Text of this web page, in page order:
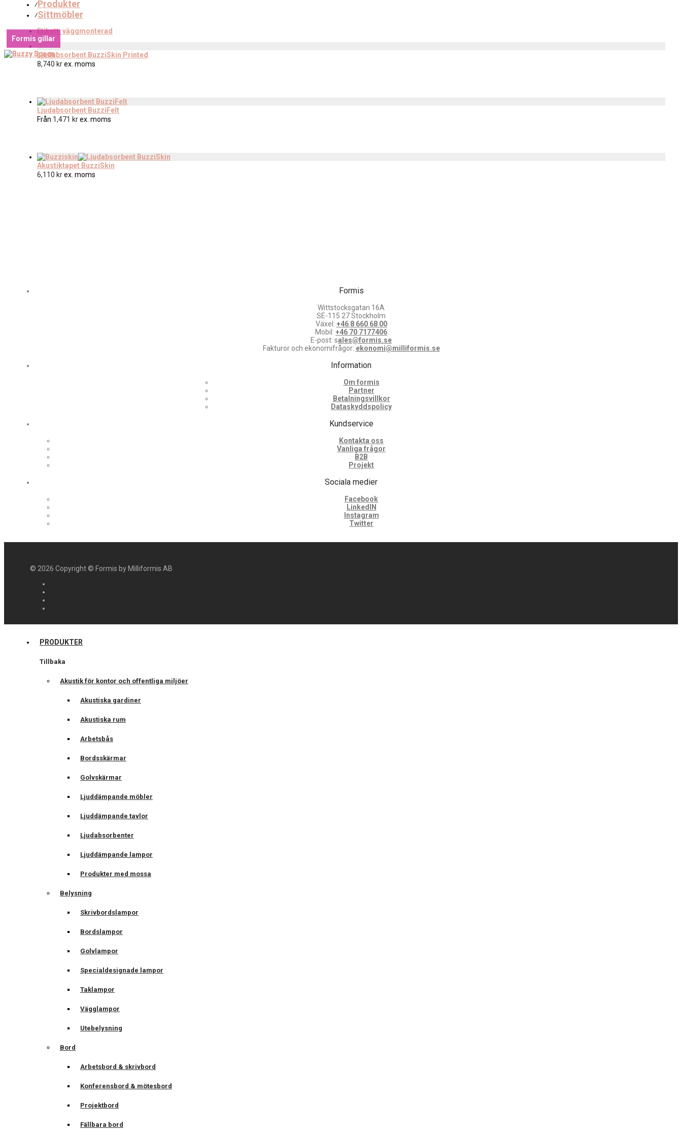
⁄Produkter
⁄Sittmöbler
Etikett: väggmonterad
Ljudabsorbent BuzziSkin Printed
8,740 krex. moms
Formis gillar
Ljudabsorbent BuzziFelt
Från 1,471 krex. moms
Akustiktapet BuzziSkin
6,110 krex. moms
Formis
Wittstocksgatan 16A
SE-115 27 Stockholm
Växel: +46 8 660 68 00
Mobil: +46 70 7177406
E-post: sales@formis.se
Fakturor och ekonomifrågor: ekonomi@milliformis.se
Information
Om formis
Partner
Betalningsvillkor
Dataskyddspolicy
Kundservice
Kontakta oss
Vanliga frågor
B2B
Projekt
Sociala medier
Facebook
LinkedIN
Instagram
Twitter
© 2026 Copyright © Formis by Milliformis AB
PRODUKTER
Tillbaka
Akustik för kontor och offentliga miljöer
Akustiska gardiner
Akustiska rum
Arbetsbås
Bordsskärmar
Golvskärmar
Ljuddämpande möbler
Ljuddämpande tavlor
Ljudabsorbenter
Ljuddämpande lampor
Produkter med mossa
Belysning
Skrivbordslampor
Bordslampor
Golvlampor
Specialdesignade lampor
Taklampor
Vägglampor
Utebelysning
Bord
Arbetsbord & skrivbord
Konferensbord & mötesbord
Projektbord
Fällbara bord